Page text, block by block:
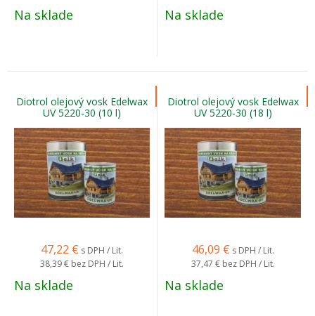
Na sklade Na sklade
Diotrol olejový vosk Edelwax
UV 5220-30 (10 l)
47,22 € s DPH / Lit.
38,39 € bez DPH / Lit.
Na sklade
Diotrol olejový vosk Edelwax
UV 5220-30 (18 l)
46,09 € s DPH / Lit.
37,47 € bez DPH / Lit.
Na sklade